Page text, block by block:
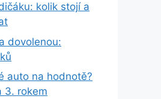
kolik stojí a
dovolenou:
auto na hodnotě?
3. rokem